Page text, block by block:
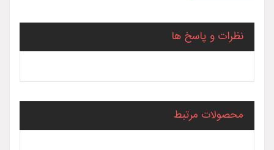
نظرات و پاسخ ها
محصولات مرتبط